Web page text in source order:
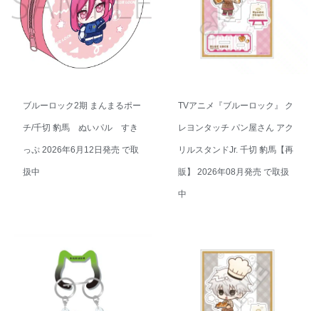
ブルーロック2期 まんまるポー
チ/千切 豹馬 ぬいパル すき
っぷ 2026年6月12日発売 で取
扱中
TVアニメ『ブルーロック』 ク
レヨンタッチ パン屋さん アク
リルスタンドJr. 千切 豹馬【再
販】 2026年08月発売 で取扱
中